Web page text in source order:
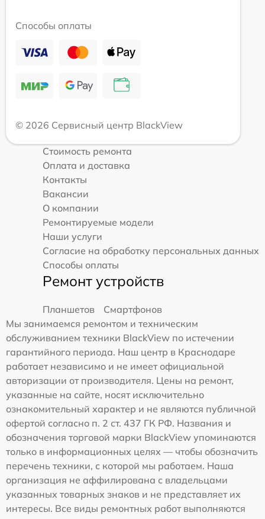
Способы оплаты
© 2026 Сервисный центр BlackView
Стоимость ремонта
Оплата и доставка
Контакты
Вакансии
О компании
Ремонтируемые модели
Наши услуги
Согласие на обработку персональных данных
Способы оплаты
Ремонт устройств
Планшетов
Смартфонов
Мы занимаемся ремонтом и техническим
обслуживанием техники BlackView по истечении
гарантийного периода. Наш центр в Краснодаре
работает независимо и не имеет официальной
авторизации от производителя. Цены на ремонт,
указанные на сайте, носят исключительно
ознакомительный характер и не являются публичной
офертой согласно п. 2 ст. 437 ГК РФ. Названия и
обозначения торговой марки BlackView упоминаются
только в информационных целях — чтобы обозначить
перечень техники, с которой мы работаем. Наша
организация не аффилирована с владельцами
указанных товарных знаков и не представляет их
интересы. Все виды ремонтных работ выполняются